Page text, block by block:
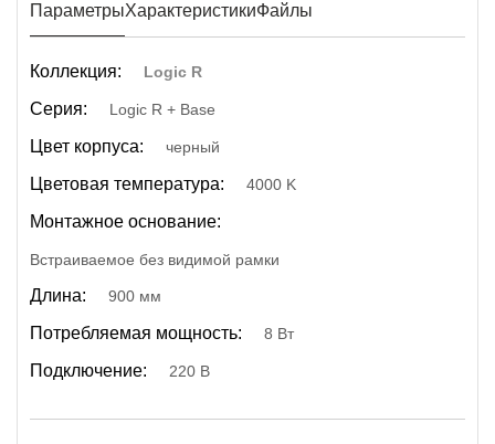
ПараметрыХарактеристикиФайлы
Коллекция: Logic R
Серия: Logic R + Base
Цвет корпуса: черный
Цветовая температура: 4000 K
Монтажное основание:
Встраиваемое без видимой рамки
Длина: 900 мм
Потребляемая мощность: 8 Вт
Подключение: 220 В